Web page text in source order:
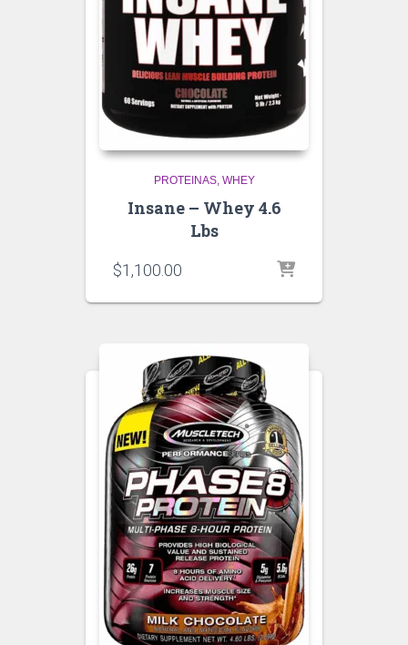
PROTEINAS WHEY
Insane – Whey 4.6
Lbs
$1,100.00